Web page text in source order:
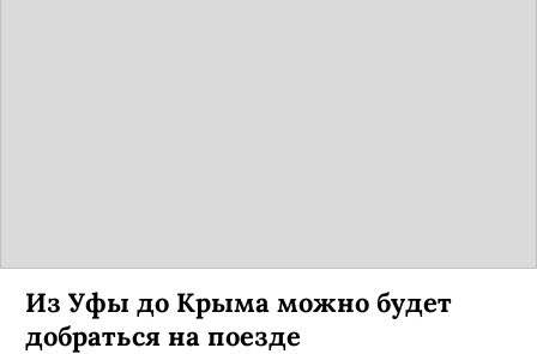
Из Уфы до Крыма можно будет
добраться на поезде